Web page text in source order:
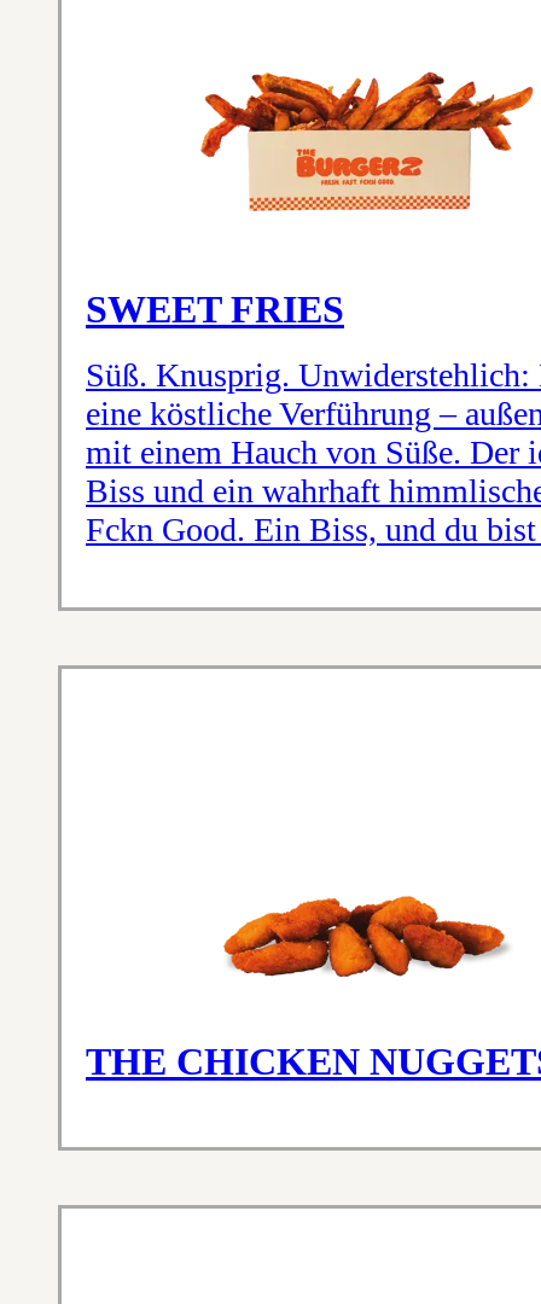
SWEET FRIES
Süß. Knusprig. Unwiderstehlich:
eine köstliche Verführung –
mit einem Hauch von Süße. Der
Biss und ein wahrhaft
Fckn Good. Ein Biss, und du
THE CHICKEN